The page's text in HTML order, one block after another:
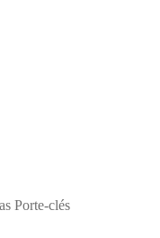
Porte-clés